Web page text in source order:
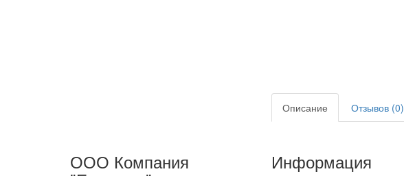
Описание
Отзывов (0)
ООО Компания Информация